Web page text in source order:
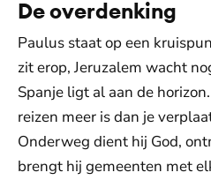
De overdenking
Paulus staat op een
zit erop, Jeruzalem wacht
Spanje ligt al aan de
reizen meer is dan je
Onderweg dient hij God,
brengt hij gemeenten met